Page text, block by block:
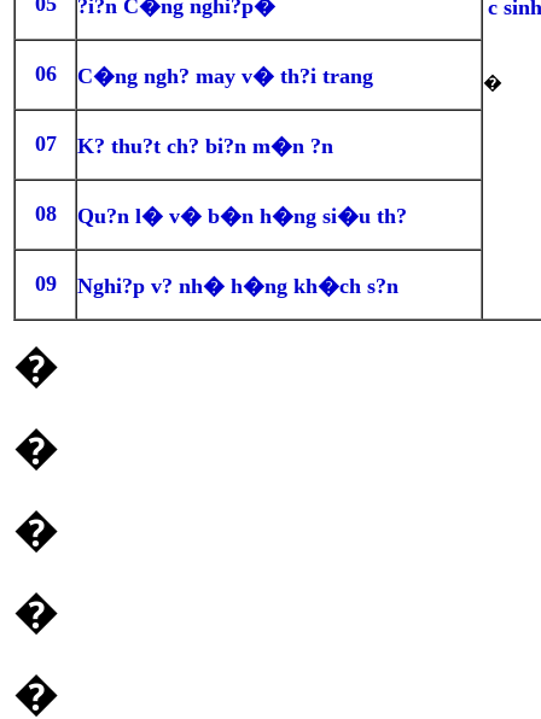
c
�
?i?n C�ng nghi?p�
06 C�ng ngh? may v� th?i trang
07 K? thu?t ch? bi?n m�n ?n
08 Qu?n l� v� b�n h�ng si�u th?
09 Nghi?p v? nh� h�ng kh�ch s?n
�
�
�
�
�